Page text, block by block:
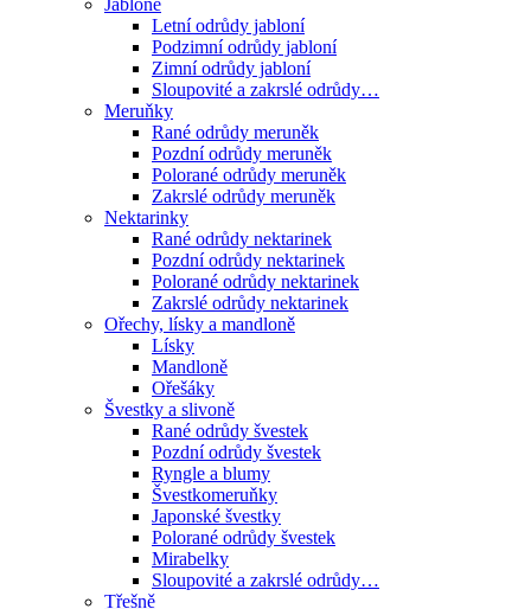
Jabloně
Letní odrůdy jabloní
Podzimní odrůdy jabloní
Zimní odrůdy jabloní
Sloupovité a zakrslé odrůdy…
Meruňky
Rané odrůdy meruněk
Pozdní odrůdy meruněk
Polorané odrůdy meruněk
Zakrslé odrůdy meruněk
Nektarinky
Rané odrůdy nektarinek
Pozdní odrůdy nektarinek
Polorané odrůdy nektarinek
Zakrslé odrůdy nektarinek
Ořechy, lísky a mandloně
Lísky
Mandloně
Ořešáky
Švestky a slivoně
Rané odrůdy švestek
Pozdní odrůdy švestek
Ryngle a blumy
Švestkomeruňky
Japonské švestky
Polorané odrůdy švestek
Mirabelky
Sloupovité a zakrslé odrůdy…
Třešně